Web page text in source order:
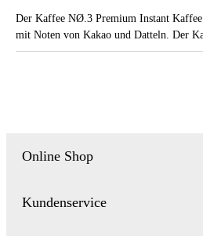
Der Kaffee NØ.3 Premium Instant Kaffee
mit Noten von Kakao und Datteln. Der
Online Shop
Kundenservice